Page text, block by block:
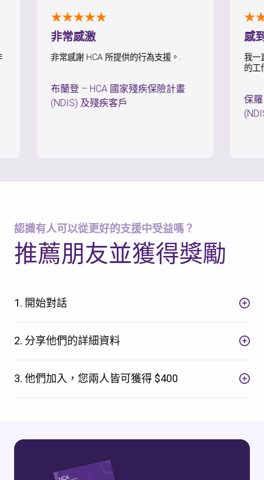
★★★★★
非常感激
非常感謝 HCA 所提供的行為支援。.
–HCA 國家殘疾保險計畫
(NDIS) 及殘疾客戶
感到持續
我一直覺得
的工作。.
(NDIS) 及
認識有人可以從更好的支援中受益嗎？
推薦朋友並獲得獎勵
1. 開始對話
2. 分享他們的詳細資料
3. 他們加入，您兩人皆可獲得 $400